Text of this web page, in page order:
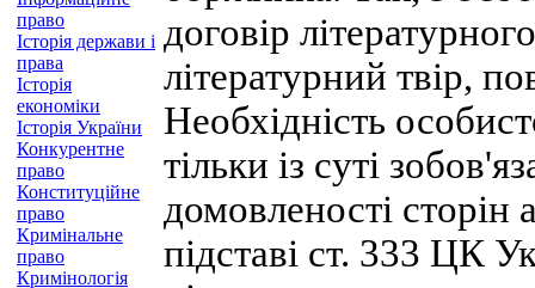
право
Історія держави і
права
Історія
економіки
Історія України
Конкурентне
право
Конституційне
право
Кримінальне
право
Кримінологія
договір
літературний твір,
Необхідність
тільки із суті
домовленості сторін
підставі ст. 333 ЦК